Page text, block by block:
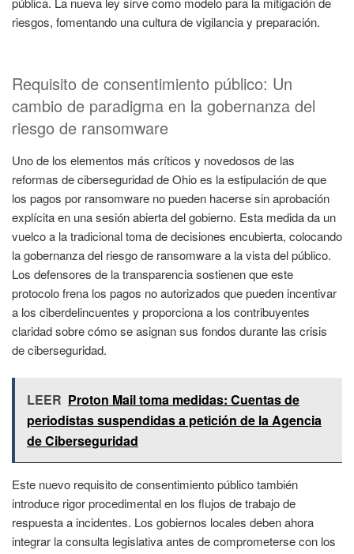
riesgos, fomentando una cultura de vigilancia y preparación.
Requisito de consentimiento público: Un
cambio de paradigma en la gobernanza del
riesgo de ransomware
Uno de los elementos más críticos y novedosos de las
reformas de ciberseguridad de Ohio es la estipulación de que
los pagos por ransomware no pueden hacerse sin aprobación
explícita en una sesión abierta del gobierno. Esta medida da un
vuelco a la tradicional toma de decisiones encubierta, colocando
la gobernanza del riesgo de ransomware a la vista del público.
Los defensores de la transparencia sostienen que este
protocolo frena los pagos no autorizados que pueden incentivar
a los ciberdelincuentes y proporciona a los contribuyentes
claridad sobre cómo se asignan sus fondos durante las crisis
de ciberseguridad.
LEER Proton Mail toma medidas: Cuentas de
periodistas suspendidas a petición de la Agencia
de Ciberseguridad
Este nuevo requisito de consentimiento público también
introduce rigor procedimental en los flujos de trabajo de
respuesta a incidentes. Los gobiernos locales deben ahora
integrar la consulta legislativa antes de comprometerse con los